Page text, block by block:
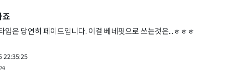
임은 당연히 페이드입니다. 이걸 베네핏으로 쓰는것은...ㅎㅎㅎ
22:35:25